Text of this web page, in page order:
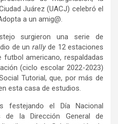
Juárez (UACJ) celebró el
a un amig@.
surgieron una serie de
de un rallyde 12 estaciones
americano, respaldadas
(ciclo escolar 2022-2023)
Tutorial, que, por más de
esta casa de estudios.
festejando el Día Nacional
de la Dirección General de